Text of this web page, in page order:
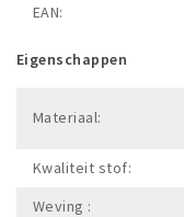
EAN:
Eigenschappen
Materiaal:
Kwaliteit stof:
Weving :